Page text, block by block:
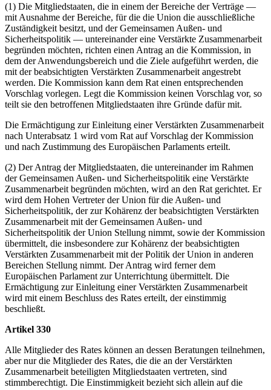
(1) Die Mitgliedstaaten, die in einem der Bereiche der Verträge —
mit Ausnahme der Bereiche, für die die Union die ausschließliche
Zuständigkeit besitzt, und der Gemeinsamen Außen- und
Sicherheitspolitik — untereinander eine Verstärkte Zusammenarbeit
begründen möchten, richten einen Antrag an die Kommission, in
dem der Anwendungsbereich und die Ziele aufgeführt werden, die
mit der beabsichtigten Verstärkten Zusammenarbeit angestrebt
werden. Die Kommission kann dem Rat einen entsprechenden
Vorschlag vorlegen. Legt die Kommission keinen Vorschlag vor, so
teilt sie den betroffenen Mitgliedstaaten ihre Gründe dafür mit.
Die Ermächtigung zur Einleitung einer Verstärkten Zusammenarbeit
nach Unterabsatz 1 wird vom Rat auf Vorschlag der Kommission
und nach Zustimmung des Europäischen Parlaments erteilt.
(2) Der Antrag der Mitgliedstaaten, die untereinander im Rahmen
der Gemeinsamen Außen- und Sicherheitspolitik eine Verstärkte
Zusammenarbeit begründen möchten, wird an den Rat gerichtet. Er
wird dem Hohen Vertreter der Union für die Außen- und
Sicherheitspolitik, der zur Kohärenz der beabsichtigten Verstärkten
Zusammenarbeit mit der Gemeinsamen Außen- und
Sicherheitspolitik der Union Stellung nimmt, sowie der Kommission
übermittelt, die insbesondere zur Kohärenz der beabsichtigten
Verstärkten Zusammenarbeit mit der Politik der Union in anderen
Bereichen Stellung nimmt. Der Antrag wird ferner dem
Europäischen Parlament zur Unterrichtung übermittelt. Die
Ermächtigung zur Einleitung einer Verstärkten Zusammenarbeit
wird mit einem Beschluss des Rates erteilt, der einstimmig
beschließt.
Artikel 330
Alle Mitglieder des Rates können an dessen Beratungen teilnehmen,
aber nur die Mitglieder des Rates, die die an der Verstärkten
Zusammenarbeit beteiligten Mitgliedstaaten vertreten, sind
stimmberechtigt. Die Einstimmigkeit bezieht sich allein auf die